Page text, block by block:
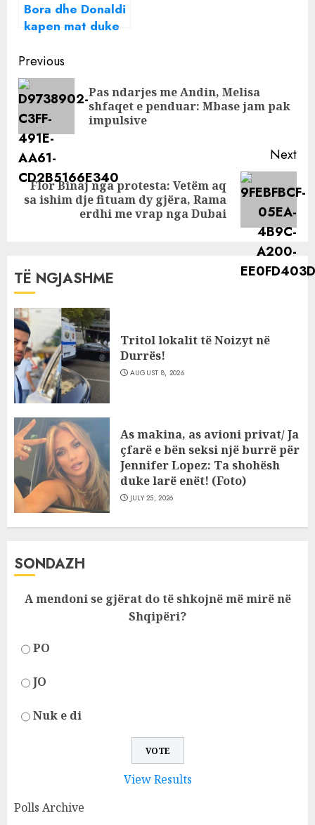
Bora dhe Donaldi
kapen mat duke
Continue
Reading
Previous
Pas ndarjes me Andin, Melisa
shfaqet e penduar: Mbase jam pak
impulsive
Next
Next
Flor Binaj nga protesta: Vetëm aq
sa ishim dje fituam dy gjëra, Rama
erdhi me vrap nga Dubai
TË NGJASHME
Tritol lokalit të Noizyt në
Durrës!
AUGUST 8, 2026
As makina, as avioni privat/ Ja
çfarë e bën seksi një burrë për
Jennifer Lopez: Ta shohësh
duke larë enët! (Foto)
JULY 25, 2026
SONDAZH
A mendoni se gjërat do të shkojnë më mirë në
Shqipëri?
PO
JO
Nuk e di
View Results
Polls Archive